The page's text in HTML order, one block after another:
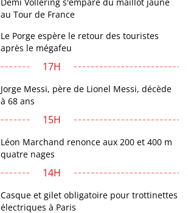
Demi Vollering s'empare du maillot jaune
au Tour de France
Le Porge espère le retour des touristes
après le mégafeu
17H
Jorge Messi, père de Lionel Messi, décède
à 68 ans
15H
Léon Marchand renonce aux 200 et 400 m
quatre nages
14H
Casque et gilet obligatoire pour trottinettes
électriques à Paris